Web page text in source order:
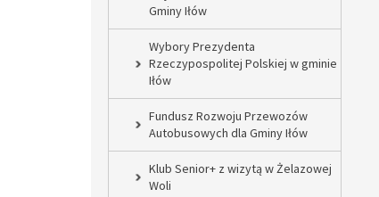
Gminy Iłów
Wybory Prezydenta
Rzeczypospolitej Polskiej w gminie
Iłów
Fundusz Rozwoju Przewozów
Autobusowych dla Gminy Iłów
Klub Senior+ z wizytą w Żelazowej
Woli